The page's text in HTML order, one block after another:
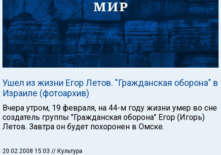
Ушел из жизни Егор Летов. "Гражданская оборона" в
Израиле (фотоархив)
Вчера утром, 19 февраля, на 44-м году жизни умер во сне
создатель группы "Гражданская оборона" Егор (Игорь)
Летов. Завтра он будет похоронен в Омске.
20.02.2008 15:03 // Культура